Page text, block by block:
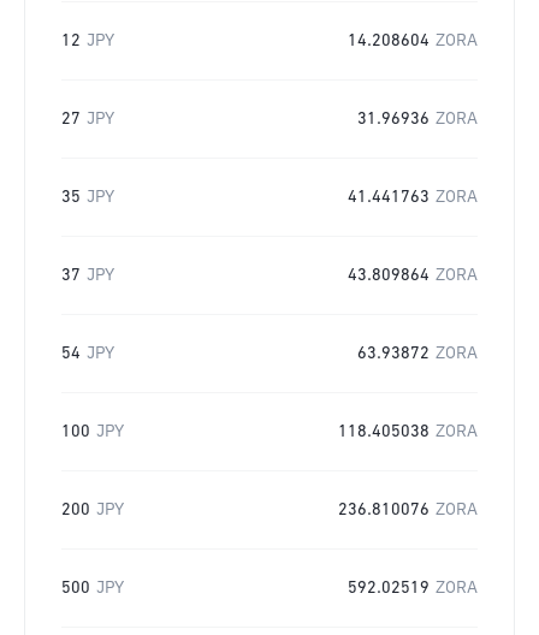
12 JPY 14.208604 ZORA
27 JPY 31.96936 ZORA
35 JPY 41.441763 ZORA
37 JPY 43.809864 ZORA
54 JPY 63.93872 ZORA
100 JPY 118.405038 ZORA
200 JPY 236.810076 ZORA
500 JPY 592.02519 ZORA